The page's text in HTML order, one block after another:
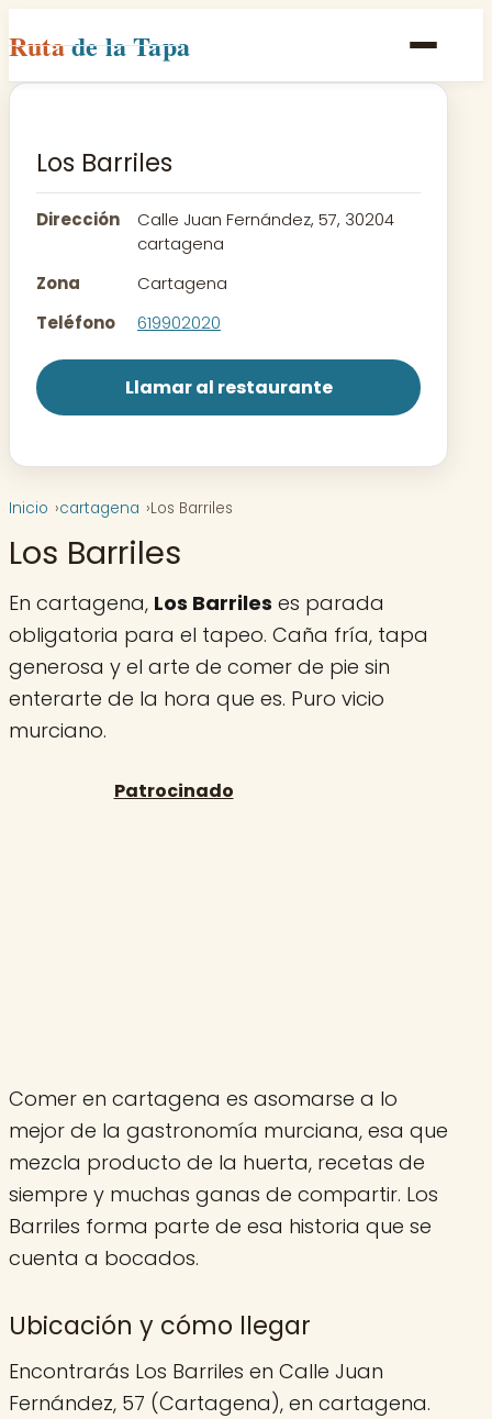
Rutade la Tapa
Inicio
Rutas
Contacto
Los Barriles
Dirección
Calle Juan Fernández, 57, 30204
cartagena
Zona
Cartagena
Teléfono
619902020
Llamar al restaurante
Inicio cartagena Los Barriles
Los Barriles
En cartagena, Los Barriles es parada
obligatoria para el tapeo. Caña fría, tapa
generosa y el arte de comer de pie sin
enterarte de la hora que es. Puro vicio
murciano.
Comer en cartagena es asomarse a lo
mejor de la gastronomía murciana, esa que
mezcla producto de la huerta, recetas de
siempre y muchas ganas de compartir. Los
Barriles forma parte de esa historia que se
cuenta a bocados.
Ubicación y cómo llegar
Encontrarás Los Barriles en Calle Juan
Fernández, 57 (Cartagena), en cartagena.